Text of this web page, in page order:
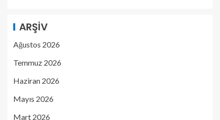
ARŞIV
Ağustos 2026
Temmuz 2026
Haziran 2026
Mayıs 2026
Mart 2026